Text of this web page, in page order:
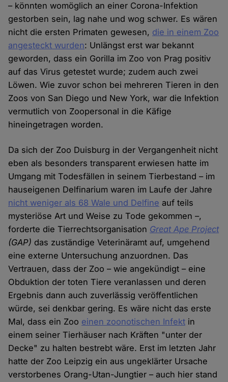
– könnten womöglich an einer Corona-Infektion
gestorben sein, lag nahe und wog schwer. Es wären
nicht die ersten Primaten gewesen, die in einem Zoo
angesteckt wurden: Unlängst erst war bekannt
geworden, dass ein Gorilla im Zoo von Prag positiv
auf das Virus getestet wurde; zudem auch zwei
Löwen. Wie zuvor schon bei mehreren Tieren in den
Zoos von San Diego und New York, war die Infektion
vermutlich von Zoopersonal in die Käfige
hineingetragen worden.
Da sich der Zoo Duisburg in der Vergangenheit nicht
eben als besonders transparent erwiesen hatte im
Umgang mit Todesfällen in seinem Tierbestand – im
hauseigenen Delfinarium waren im Laufe der Jahre
nicht weniger als 68 Wale und Delfine auf teils
mysteriöse Art und Weise zu Tode gekommen –,
forderte die Tierrechtsorganisation Great Ape Project
(GAP) das zuständige Veterinäramt auf, umgehend
eine externe Untersuchung anzuordnen. Das
Vertrauen, dass der Zoo – wie angekündigt – eine
Obduktion der toten Tiere veranlassen und deren
Ergebnis dann auch zuverlässig veröffentlichen
würde, sei denkbar gering. Es wäre nicht das erste
Mal, dass ein Zoo einen zoonotischen Infekt in
einem seiner Tierhäuser nach Kräften "unter der
Decke" zu halten bestrebt wäre. Erst im letzten Jahr
hatte der Zoo Leipzig ein aus ungeklärter Ursache
verstorbenes Orang-Utan-Jungtier – auch hier stand